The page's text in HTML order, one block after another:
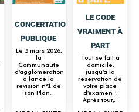
CONCERTATION
PUBLIQUE
Le 3 mars 2026,
la
Communauté
d’agglomération
a lancé la
révision n°1 de
son Plan...
LE CODE
VRAIMENT À
PART
Tout se fait à
domicile,
jusqu'à la
réservation de
votre place
d'examen !
Après tout,...